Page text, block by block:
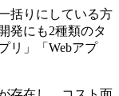
括りにしている方
発にも2種類のタ
リ」「Webアプ